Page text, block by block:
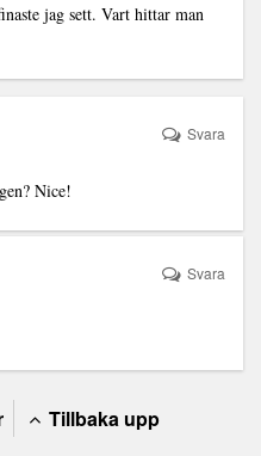
jag sett. Vart hittar man
Nice!
Svara
Svara
Tillbaka upp